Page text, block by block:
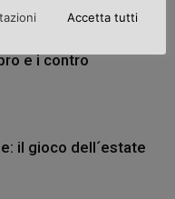
e i contro
il gioco dell´estate
Accetta tutti